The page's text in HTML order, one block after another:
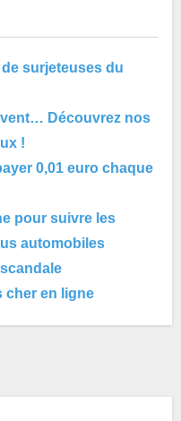
surjeteuses du
Découvrez nos
!
0,01 euro chaque
pour suivre les
automobiles
cher en ligne